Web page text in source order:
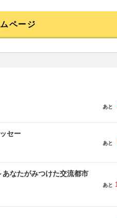
ページ
あと
セー
あと
なたがみつけた交流都市
あと